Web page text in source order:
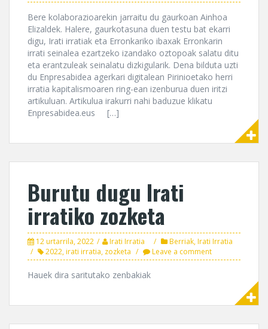
Bere kolaborazioarekin jarraitu du gaurkoan Ainhoa
Elizaldek. Halere, gaurkotasuna duen testu bat ekarri
digu, Irati irratiak eta Erronkariko ibaxak Erronkarin
irrati seinalea ezartzeko izandako oztopoak salatu ditu
eta erantzuleak seinalatu dizkigularik. Dena bilduta uzti
du Enpresabidea agerkari digitalean Pirinioetako herri
irratia kapitalismoaren ring-ean izenburua duen iritzi
artikuluan. Artikulua irakurri nahi baduzue klikatu
Enpresabidea.eus […]
Burutu dugu Irati
irratiko zozketa
12 urtarrila, 2022 Irati Irratia Berriak,Irati Irratia
2022,irati irratia, zozketa Leave a comment
Hauek dira saritutako zenbakiak